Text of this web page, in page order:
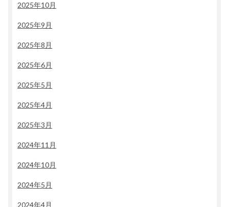
2025年10月
2025年9月
2025年8月
2025年6月
2025年5月
2025年4月
2025年3月
2024年11月
2024年10月
2024年5月
2024年4月